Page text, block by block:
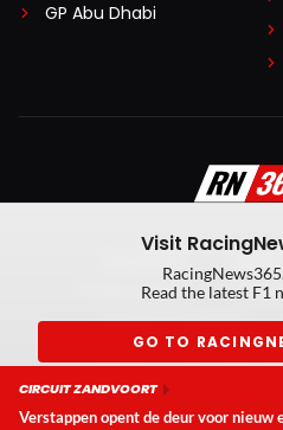
GP Abu Dhabi
Privacy Policy
Privacy manager
Visit
Read the latest F1
GO TO
CIRCUIT ZANDVOORT
Verstappen opent de deur voor nieuw